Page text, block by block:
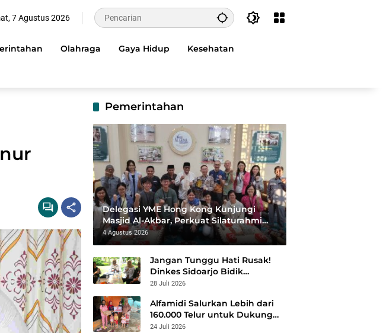
7 Agustus 2026
Olahraga Gaya Hidup Kesehatan
Pemerintahan
Delegasi YME Hong Kong Kunjungi
Masjid Al-Akbar, Perkuat Silaturahmi
dan Syiar Islam Rahmatan Lil ‘Alamin
4 Agustus 2026
Jangan Tunggu Hati Rusak!
Dinkes Sidoarjo Bidik
Kelompok Berisiko, Perang
28 Juli 2026
Alfamidi Salurkan Lebih dari
160.000 Telur untuk Dukung
Gizi 875 Anak di 26
24 Juli 2026